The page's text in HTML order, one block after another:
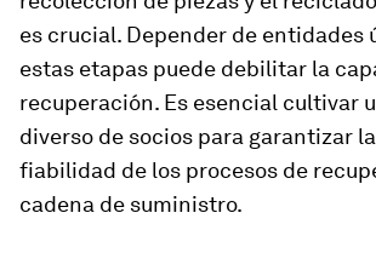
es crucial. Depender de entidades
estas etapas puede debilitar la
recuperación. Es esencial cultivar
diverso de socios para garantizar
fiabilidad de los procesos de
cadena de suministro.